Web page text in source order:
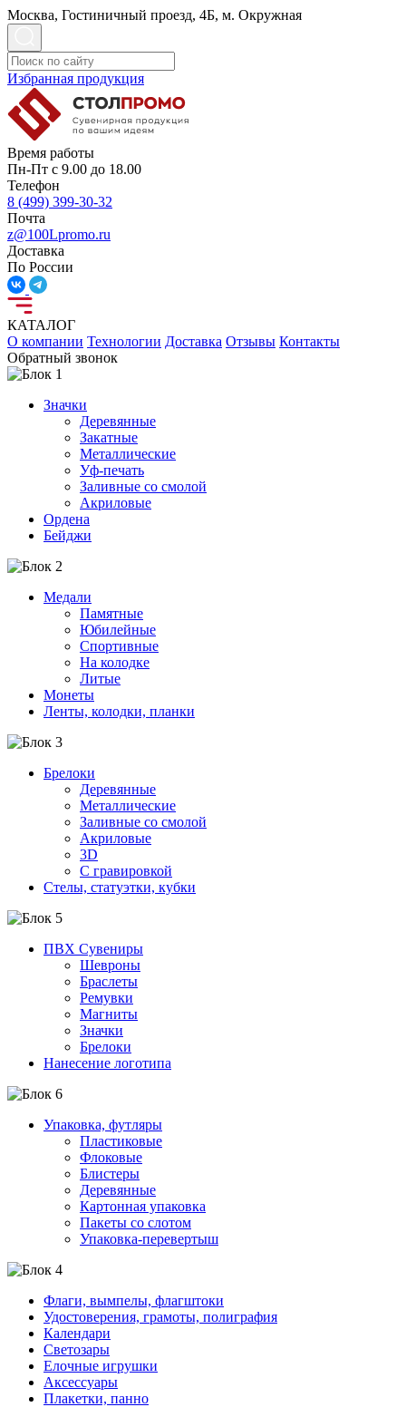
Москва, Гостиничный проезд, 4Б, м. Окружная
Избранная продукция
Время работы
Пн-Пт с 9.00 до 18.00
Телефон
8 (499) 399-30-32
Почта
z@100Lpromo.ru
Доставка
По России
КАТАЛОГ
О компании Технологии Доставка Отзывы Контакты
Обратный звонок
Значки
Деревянные
Закатные
Металлические
Уф-печать
Заливные со смолой
Акриловые
Ордена
Бейджи
Медали
Памятные
Юбилейные
Спортивные
На колодке
Литые
Монеты
Ленты, колодки, планки
Брелоки
Деревянные
Металлические
Заливные со смолой
Акриловые
3D
C гравировкой
Стелы, статуэтки, кубки
ПВХ Сувениры
Шевроны
Браслеты
Ремувки
Магниты
Значки
Брелоки
Нанесение логотипа
Упаковка, футляры
Пластиковые
Флоковые
Блистеры
Деревянные
Картонная упаковка
Пакеты со слотом
Упаковка-перевертыш
Флаги, вымпелы, флагштоки
Удостоверения, грамоты, полиграфия
Календари
Светозары
Елочные игрушки
Аксессуары
Плакетки, панно